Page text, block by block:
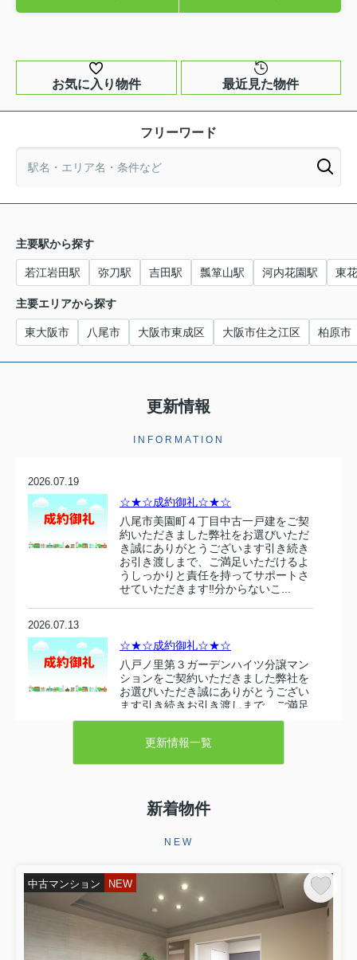
お気に入り物件 最近見た物件
フリーワード
主要駅から探す
若江岩田駅 弥刀駅 吉田駅 瓢箪山駅 河内花園駅 東
主要エリアから探す
東大阪市 八尾市 大阪市東成区 大阪市住之江区 柏原市
更新情報
INFORMATION
2026.07.19
☆★☆成約御礼☆★☆
八尾市美園町４丁目中古一戸建をご契
約いただきました弊社をお選びいただ
き誠にありがとうございます引き続き
お引き渡しまで、ご満足いただけるよ
うしっかりと責任を持ってサポートさ
せていただきます‼分からないこ...
2026.07.13
☆★☆成約御礼☆★☆
八戸ノ里第３ガーデンハイツ分譲マン
ションをご契約いただきました弊社を
お選びいただき誠にありがとうござい
ます引き続きお引き渡しまで、ご満足
いただけるようしっかりと責任を持っ
2026.07.10
東大阪市衣摺５丁目 売り土地をご契
ございます。お引き渡しまで、ご満足
任を持ってサポートさせていただ...
2026.06.29
☆★☆成約御礼☆★☆
東大阪市永和３丁目 中古テラスハウ
更新情報一覧
新着物件
NEW
中古マンション NEW